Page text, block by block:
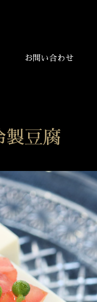
お問い合わせ
製豆腐